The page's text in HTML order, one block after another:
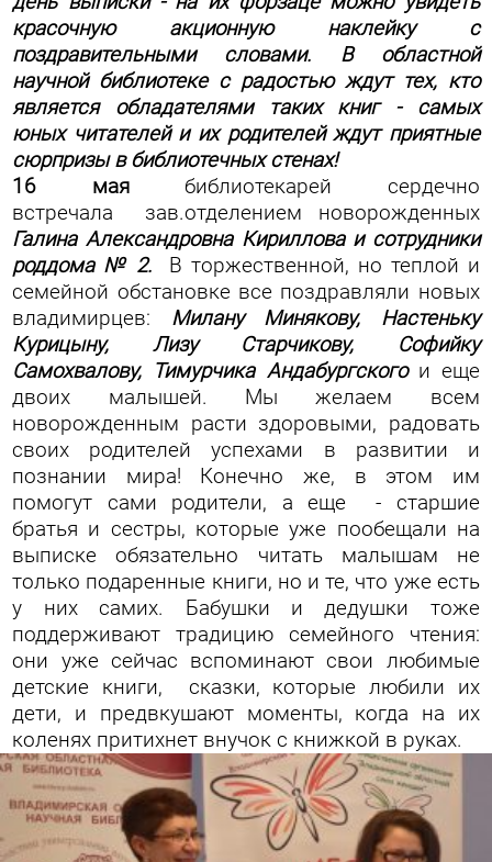
красочную акционную наклейку с
поздравительными словами. В областной
научной библиотеке с радостью ждут тех, кто
является обладателями таких книг - самых
юных читателей и их родителей ждут приятные
сюрпризы в библиотечных стенах!
16 мая библиотекарей сердечно
встречала зав.отделением новорожденных
Галина Александровна Кириллова и сотрудники
роддома № 2.
В торжественной, но теплой и
семейной обстановке все поздравляли новых
владимирцев: Милану Минякову, Настеньку
Курицыну, Лизу Старчикову, Софийку
Самохвалову, Тимурчика Андабургскогои еще
двоих малышей. Мы желаем всем
новорожденным расти здоровыми, радовать
своих родителей успехами в развитии и
познании мира! Конечно же, в этом им
помогут сами родители, а еще - старшие
братья и сестры, которые уже пообещали на
выписке обязательно читать малышам не
только подаренные книги, но и те, что уже есть
у них самих. Бабушки и дедушки тоже
поддерживают традицию семейного чтения:
они уже сейчас вспоминают свои любимые
детские книги, сказки, которые любили их
дети, и предвкушают моменты, когда на их
коленях притихнет внучок с книжкой в руках.